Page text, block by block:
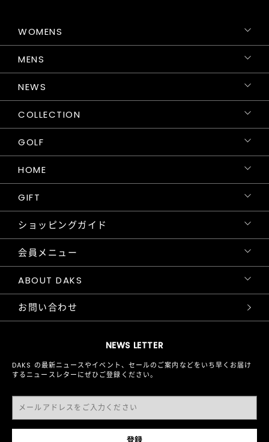
NEWS LETTER
DAKS の最新ニュースやイベント、セールのご案内などをいち早くお届け
するニュースレターにぜひご登録ください。
WOMENS
MENS
NEWS
COLLECTION
GOLF
HOME
GIFT
ショッピングガイド
会員メニュー
ABOUT DAKS
お問い合わせ